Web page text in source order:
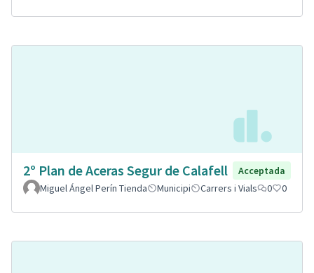
2º Plan de Aceras Segur de Calafell
Acceptada
Miguel Ángel Perín Tienda
Municipi Carrers i Vials 0 0